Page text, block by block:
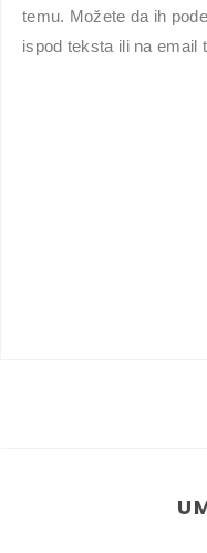
temu. Možete da ih
ispod teksta ili na email